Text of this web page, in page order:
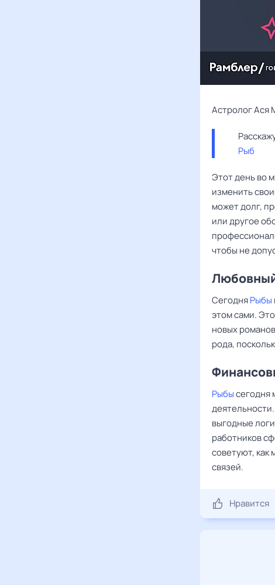
Астролог Ася
Рыб
Этот день во
изменить
может долг,
или другое
чтобы не
Любовный
СегодняРыбы
этом сами.
новых
рода,
Рыбысегодня
выгодные
работников
советуют, как
связей.
Нравится